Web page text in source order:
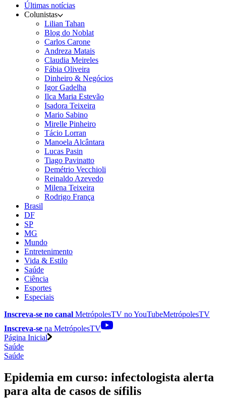
Últimas notícias
Colunistas
Lilian Tahan
Blog do Noblat
Carlos Carone
Andreza Matais
Claudia Meireles
Fábia Oliveira
Dinheiro & Negócios
Igor Gadelha
Ilca Maria Estevão
Isadora Teixeira
Mario Sabino
Mirelle Pinheiro
Tácio Lorran
Manoela Alcântara
Lucas Pasin
Tiago Pavinatto
Demétrio Vecchioli
Reinaldo Azevedo
Milena Teixeira
Rodrigo França
Brasil
DF
SP
MG
Mundo
Entretenimento
Vida & Estilo
Saúde
Ciência
Esportes
Especiais
Inscreva-se no canal MetrópolesTV noYouTubeMetrópolesTV
Inscreva-se na MetrópolesTV
Página Inicial
Saúde
Saúde
Epidemia em curso: infectologista alerta
para alta de casos de sífilis